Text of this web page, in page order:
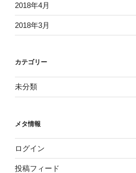
2018年4月
2018年3月
カテゴリー
未分類
メタ情報
ログイン
投稿フィード